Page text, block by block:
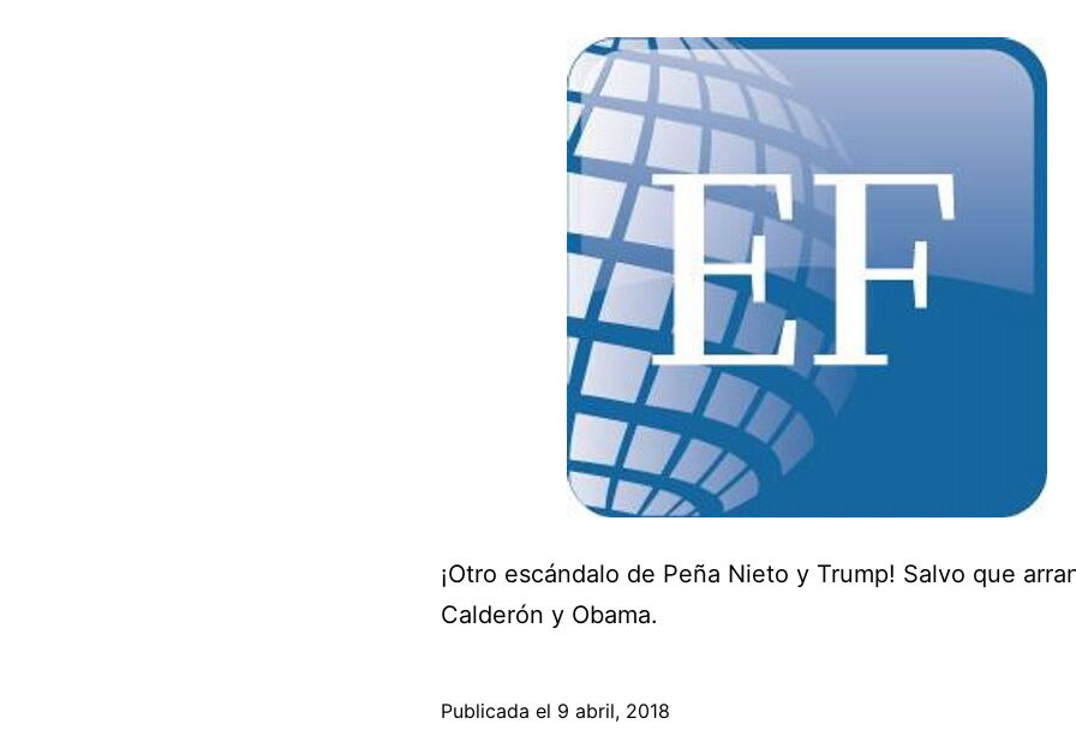
¡Otro escándalo de Peña Nieto y Trump! Salvo que
Calderón y Obama.
Publicada el 9 abril, 2018